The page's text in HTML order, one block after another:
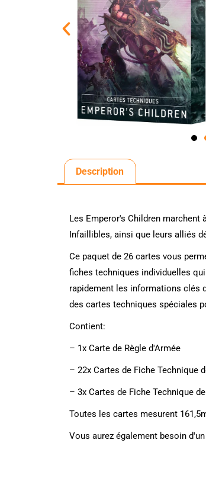
Description
Les Emperor's Children
Infaillibles, ainsi que leurs alliés
Ce paquet de 26 cartes vous
fiches techniques individuelles
rapidement les informations clés
des cartes techniques spéciales
Contient:
– 1x Carte de Règle d'Armée
– 22x Cartes de Fiche Technique
– 3x Cartes de Fiche Technique
Toutes les cartes mesurent
Vous aurez également besoin